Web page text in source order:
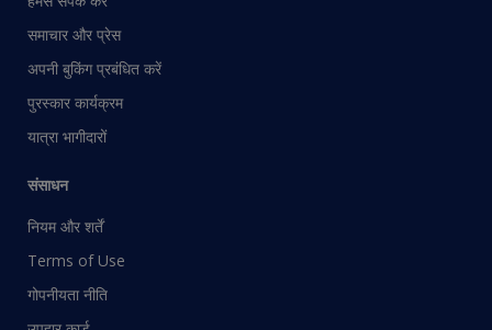
समाचार और प्रेस
अपनी बुकिंग प्रबंधित करें
पुरस्कार कार्यक्रम
यात्रा भागीदारों
संसाधन
नियम और शर्तें
Terms of Use
गोपनीयता नीति